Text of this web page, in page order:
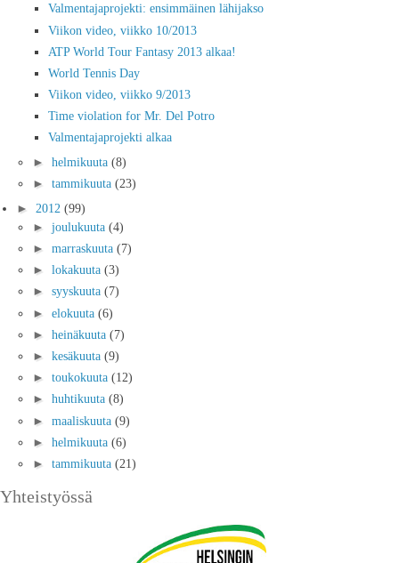
Valmentajaprojekti: ensimmäinen lähijakso
Viikon video, viikko 10/2013
ATP World Tour Fantasy 2013 alkaa!
World Tennis Day
Viikon video, viikko 9/2013
Time violation for Mr. Del Potro
Valmentajaprojekti alkaa
► helmikuuta (8)
► tammikuuta (23)
► 2012 (99)
► joulukuuta (4)
► marraskuuta (7)
► lokakuuta (3)
► syyskuuta (7)
► elokuuta (6)
► heinäkuuta (7)
► kesäkuuta (9)
► toukokuuta (12)
► huhtikuuta (8)
► maaliskuuta (9)
► helmikuuta (6)
► tammikuuta (21)
Yhteistyössä